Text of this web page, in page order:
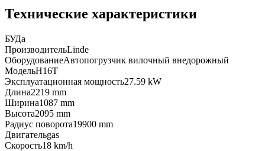
Технические характеристики
БУДа
ПроизводительLinde
ОборудованиеАвтопогрузчик вилочный внедорожный
МодельH16T
Эксплуатационная мощность27.59 kW
Длина2219 mm
Ширина1087 mm
Высота2095 mm
Радиус поворота19900 mm
Двигательgas
Скорость18 km/h